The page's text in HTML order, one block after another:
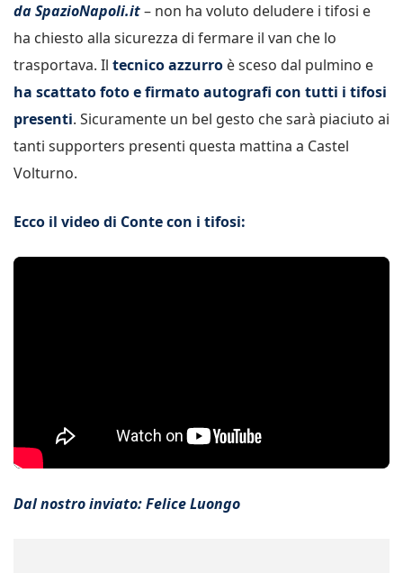
da SpazioNapoli.it– non ha voluto deludere i tifosi e
ha chiesto alla sicurezza di fermare il van che lo
trasportava. Il tecnico azzurro è sceso dal pulmino e
ha scattato foto e firmato autografi con tutti i tifosi
presenti. Sicuramente un bel gesto che sarà piaciuto ai
tanti supporters presenti questa mattina a Castel
Volturno.
Ecco il video di Conte con i tifosi:
Dal nostro inviato: Felice Luongo